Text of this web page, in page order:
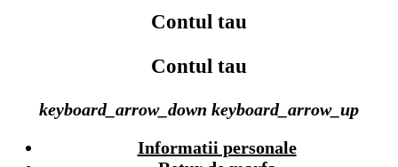
Contul tau
Contul tau
keyboard_arrow_down keyboard_arrow_up
Informatii personale